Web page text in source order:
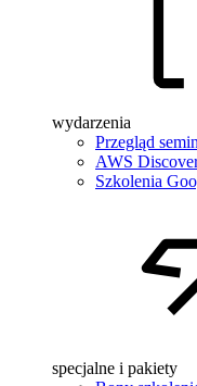
wydarzenia
Przegląd
AWS
Szkolenia
specjalne i pakiety